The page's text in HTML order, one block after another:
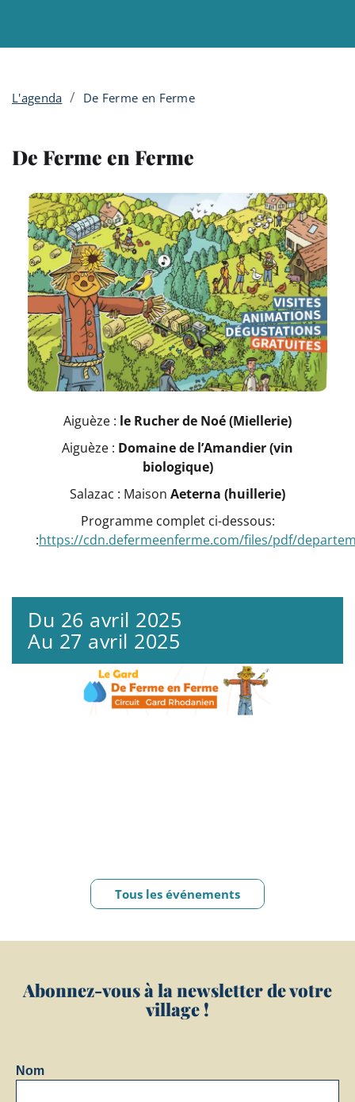
L'agenda / De Ferme en Ferme
De Ferme en Ferme
Aiguèze : le Rucher de Noé (Miellerie)
Aiguèze : Domaine de l’Amandier (vin
biologique)
Salazac : Maison Aeterna (huillerie)
Programme complet ci-dessous:
:https://cdn.defermeenferme.com/files/pdf/
Du 26 avril 2025
Au 27 avril 2025
Tous les événements
Abonnez-vous à la newsletter de votre
village !
Nom